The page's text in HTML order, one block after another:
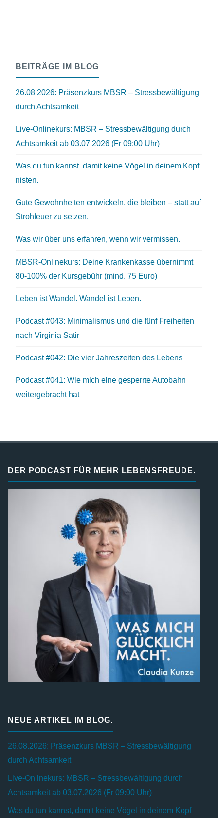
BEITRÄGE IM BLOG
26.08.2026: Präsenzkurs MBSR – Stressbewältigung
durch Achtsamkeit
Live-Onlinekurs: MBSR – Stressbewältigung durch
Achtsamkeit ab 03.07.2026 (Fr 09:00 Uhr)
Was du tun kannst, damit keine Vögel in deinem Kopf
nisten.
Gute Gewohnheiten entwickeln, die bleiben – statt auf
Strohfeuer zu setzen.
Was wir über uns erfahren, wenn wir vermissen.
MBSR-Onlinekurs: Deine Krankenkasse übernimmt
80-100% der Kursgebühr (mind. 75 Euro)
Leben ist Wandel. Wandel ist Leben.
Podcast #043: Minimalismus und die fünf Freiheiten
nach Virginia Satir
Podcast #042: Die vier Jahreszeiten des Lebens
Podcast #041: Wie mich eine gesperrte Autobahn
weitergebracht hat
DER PODCAST FÜR MEHR LEBENSFREUDE.
NEUE ARTIKEL IM BLOG.
26.08.2026: Präsenzkurs MBSR – Stressbewältigung
durch Achtsamkeit
Live-Onlinekurs: MBSR – Stressbewältigung durch
Achtsamkeit ab 03.07.2026 (Fr 09:00 Uhr)
Was du tun kannst, damit keine Vögel in deinem Kopf